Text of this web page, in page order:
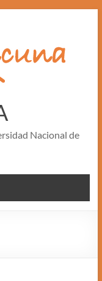
Nacional de